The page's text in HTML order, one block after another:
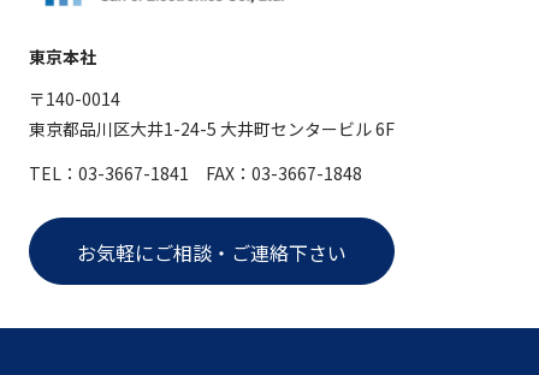
東京本社
〒140-0014
東京都品川区大井1-24-5 大井町センタービル 6F
TEL：03-3667-1841 FAX：03-3667-1848
お気軽にご相談・ご連絡下さい